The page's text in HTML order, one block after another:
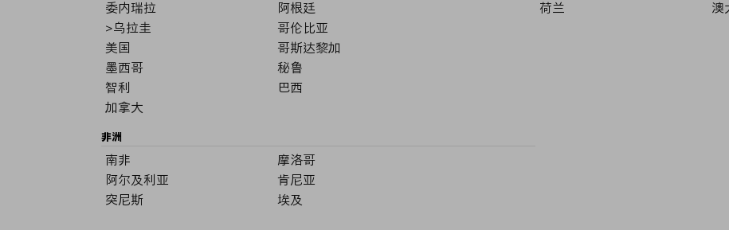
委内瑞拉
阿根廷
>乌拉圭
哥伦比亚
美国
哥斯达黎加
墨西哥
秘鲁
智利
巴西
加拿大
荷兰 澳
非洲
南非
摩洛哥
阿尔及利亚
肯尼亚
突尼斯
埃及